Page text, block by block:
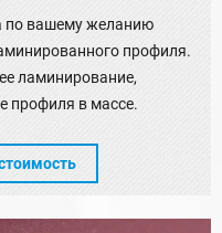
по вашему желанию
профиля.
ламинирование,
профиля в массе.